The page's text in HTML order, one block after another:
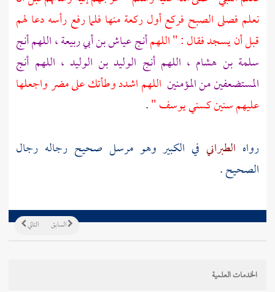
نعلم فصلى الصبح فركع أول ركعة منها فلما رفع رأسه دعا لهم
قبل أن يسجد فقال : " اللهمأنجعياش بن أبي ربيعة، اللهم أنج
سلمة بن هشام ، اللهم أنج الوليد بن الوليد ، اللهم أنج
المستضعفين من المؤمنين اللهم اشدد وطأتك علىمضرواجعلها
عليهم سنين كسنييوسف"
.
رواه الطبراني في الكبير وهو مرسل صحيح رجاله رجال
الصحيح .
التالي السابق
الخدمات العلمية